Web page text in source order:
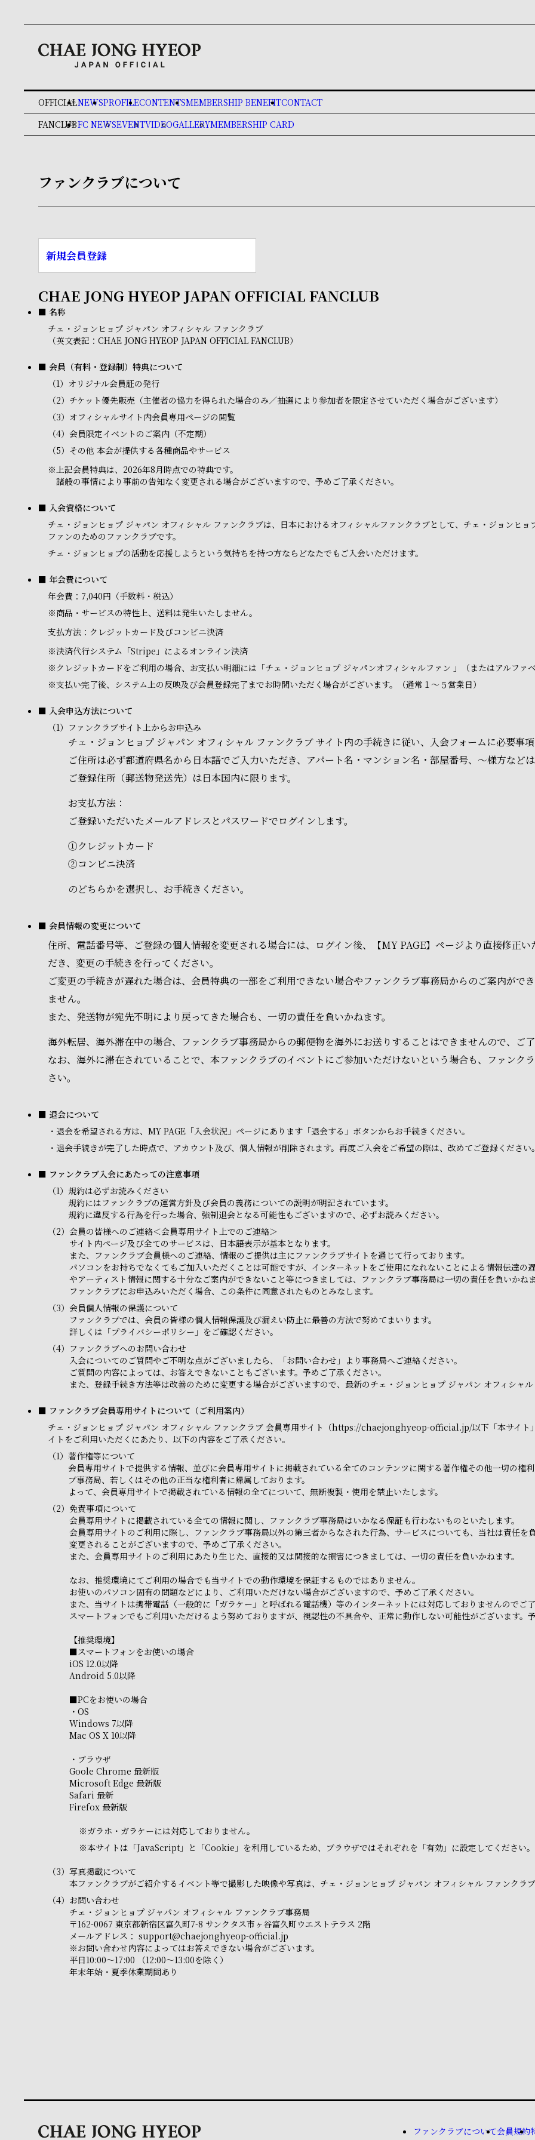
OFFICIAL
keyboard_double_arrow_rightNEWSPROFILECONTENTSMEMBERSHIP BENEFITCONTACT
FANCLUB
keyboard_double_arrow_rightFC NEWSEVENTVIDEOGALLERYMEMBERSHIP CARD
ファンクラブについて
新規会員登録
CHAE JONG HYEOP JAPAN OFFICIAL FANCLUB
■ 名称
チェ・ジョンヒョプ ジャパン オフィシャル ファンクラブ
（英文表記：CHAE JONG HYEOP JAPAN OFFICIAL FANCLUB）
■ 会員（有料・登録制）特典について
（1） オリジナル会員証の発行
（2） チケット優先販売（主催者の協力を得られた場合のみ／抽選により参加者を限定させていただく場合がございます）
（3） オフィシャルサイト内会員専用ページの閲覧
（4） 会員限定イベントのご案内（不定期）
（5） その他 本会が提供する各種商品やサービス
※上記会員特典は、2026年8月時点での特典です。
諸般の事情により事前の告知なく変更される場合がございますので、予めご了承ください。
■ 入会資格について
チェ・ジョンヒョプ ジャパン オフィシャル ファンクラブは、日本におけるオフィシャルファンクラブとして、チェ・ジョンヒ
ファンのためのファンクラブです。
チェ・ジョンヒョプの活動を応援しようという気持ちを持つ方ならどなたでもご入会いただけます。
■ 年会費について
年会費：7,040円（手数料・税込）
※商品・サービスの特性上、送料は発生いたしません。
支払方法：クレジットカード及びコンビニ決済
※決済代行システム「Stripe」によるオンライン決済
※ クレジットカードをご利用の場合、お支払い明細には「チェ・ジョンヒョプ ジャパンオフィシャルファン 」（またはアルファ
※支払い完了後、システム上の反映及び会員登録完了までお時間いただく場合がございます。（通常１～５営業日）
■ 入会申込方法について
（1） ファンクラブサイト上からお申込み
チェ・ジョンヒョプ ジャパン オフィシャル ファンクラブ サイト内の手続きに従い、入会フォームに必要事項
ご住所は必ず都道府県名から日本語でご入力いただき、アパート名・マンション名・部屋番号、～様方など
ご登録住所（郵送物発送先）は日本国内に限ります。
お支払方法：
ご登録いただいたメールアドレスとパスワードでログインします。
①クレジットカード
②コンビニ決済
のどちらかを選択し、お手続きください。
■ 会員情報の変更について
住所、電話番号等、ご登録の個人情報を変更される場合には、ログイン後、【MY PAGE】ページより直接修正
だき、変更の手続きを行ってください。
ご変更の手続きが遅れた場合は、会員特典の一部をご利用できない場合やファンクラブ事務局からのご案内がで
ません。
また、発送物が宛先不明により戻ってきた場合も、一切の責任を負いかねます。
海外転居、海外滞在中の場合、ファンクラブ事務局からの郵便物を海外にお送りすることはできませんので、ご了
なお、海外に滞在されていることで、本ファンクラブのイベントにご参加いただけないという場合も、ファンク
さい。
■ 退会について
・ 退会を希望される方は、MY PAGE「入会状況」ページにあります「退会する」ボタンからお手続きください。
・ 退会手続きが完了した時点で、アカウント及び、個人情報が削除されます。再度ご入会をご希望の際は、改めてご登録ください。
■ ファンクラブ入会にあたっての注意事項
（1） 規約は必ずお読みください
規約にはファンクラブの運営方針及び会員の義務についての説明が明記されています。
規約に違反する行為を行った場合、強制退会となる可能性もございますので、必ずお読みください。
（2） 会員の皆様へのご連絡＜会員専用サイト上でのご連絡＞
サイト内ページ及び全てのサービスは、日本語表示が基本となります。
また、ファンクラブ会員様へのご連絡、情報のご提供は主にファンクラブサイトを通じて行っております。
パソコンをお持ちでなくてもご加入いただくことは可能ですが、インターネットをご使用になれないことによる情報伝達
やアーティスト情報に関する十分なご案内ができないこと等につきましては、ファンクラブ事務局は一切の責任を負いかねま
ファンクラブにお申込みいただく場合、この条件に同意されたものとみなします。
（3） 会員個人情報の保護について
ファンクラブでは、会員の皆様の個人情報保護及び漏えい防止に最善の方法で努めてまいります。
詳しくは「プライバシーポリシー」をご確認ください。
（4） ファンクラブへのお問い合わせ
入会についてのご質問やご不明な点がございましたら、「お問い合わせ」より事務局へご連絡ください。
ご質問の内容によっては、お答えできないこともございます。予めご了承ください。
また、登録手続き方法等は改善のために変更する場合がございますので、最新のチェ・ジョンヒョプ ジャパン オフィシャル
■ ファンクラブ会員専用サイトについて（ご利用案内）
チェ・ジョンヒョプ ジャパン オフィシャル ファンクラブ 会員専用サイト（https://chaejonghyeop-official.jp/以下「本サイト
イトをご利用いただくにあたり、以下の内容をご了承ください。
（1） 著作権等について
会員専用サイトで提供する情報、並びに会員専用サイトに掲載されている全てのコンテンツに関する著作権その他一切の権
ブ事務局、若しくはその他の正当な権利者に帰属しております。
よって、会員専用サイトで掲載されている情報の全てについて、無断複製・使用を禁止いたします。
（2） 免責事項について
会員専用サイトに掲載されている全ての情報に関し、ファンクラブ事務局はいかなる保証も行わないものといたします。
会員専用サイトのご利用に際し、ファンクラブ事務局以外の第三者からなされた行為、サービスについても、当社は責任
変更されることがございますので、予めご了承ください。
また、会員専用サイトのご利用にあたり生じた、直接的又は間接的な損害につきましては、一切の責任を負いかねます。
なお、推奨環境にてご利用の場合でも当サイトでの動作環境を保証するものではありません。
お使いのパソコン固有の問題などにより、ご利用いただけない場合がございますので、予めご了承ください。
また、当サイトは携帯電話（一般的に「ガラケー」と呼ばれる電話機）等のインターネットには対応しておりませんのでご了
スマートフォンでもご利用いただけるよう努めておりますが、視認性の不具合や、正常に動作しない可能性がございます。
【推奨環境】
■スマートフォンをお使いの場合
iOS 12.0以降
Android 5.0以降
■PCをお使いの場合
・OS
Windows 7以降
Mac OS X 10以降
・ブラウザ
Goole Chrome 最新版
Microsoft Edge 最新版
Safari 最新
Firefox 最新版
※ガラホ・ガラケーには対応しておりません。
※本サイトは「JavaScript」と「Cookie」を利用しているため、ブラウザではそれぞれを「有効」に設定してください。
（3） 写真掲載について
本ファンクラブがご紹介するイベント等で撮影した映像や写真は、チェ・ジョンヒョプ ジャパン オフィシャル ファンクラ
（4） お問い合わせ
チェ・ジョンヒョプ ジャパン オフィシャル ファンクラブ事務局
〒162-0067 東京都新宿区富久町7-8 サンクタス市ヶ谷富久町ウエストテラス 2階
メールアドレス： support@chaejonghyeop-official.jp
※お問い合わせ内容によってはお答えできない場合がございます。
平日10:00～17:00 （12:00～13:00を除く）
年末年始・夏季休業期間あり
ファンクラブについて会員規約